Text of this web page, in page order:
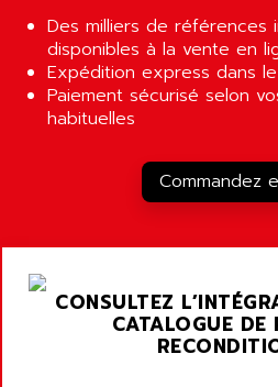
9300-SERIES
8200-SERIES
SERIE 9000
SIMATIC ET200
SERVOPACK
UNIDRIVE
SIGMA II
VERITRON
PANELVIEW
ALCATEL
ALCATEL-LUCENT
ALDES
ALES
ALFA ROBOT
ALFA ROMEO
ALFASISTEL
ALFATRONIX
Des milliers de références
disponibles à la vente en
Expédition express dans
Paiement sécurisé selon
habituelles
Commandez
CONSULTEZ
CATALOGUE DE